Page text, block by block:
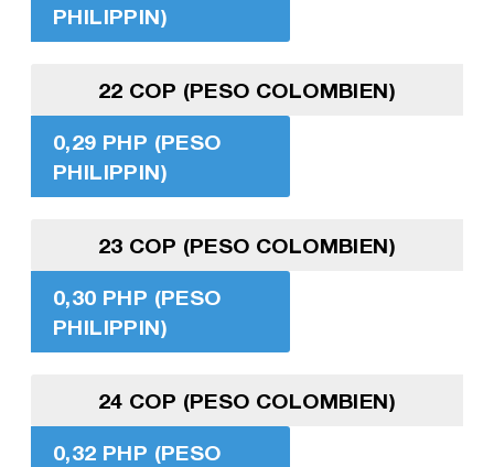
PHILIPPIN)
22 COP (PESO COLOMBIEN)
0,29 PHP (PESO
PHILIPPIN)
23 COP (PESO COLOMBIEN)
0,30 PHP (PESO
PHILIPPIN)
24 COP (PESO COLOMBIEN)
0,32 PHP (PESO